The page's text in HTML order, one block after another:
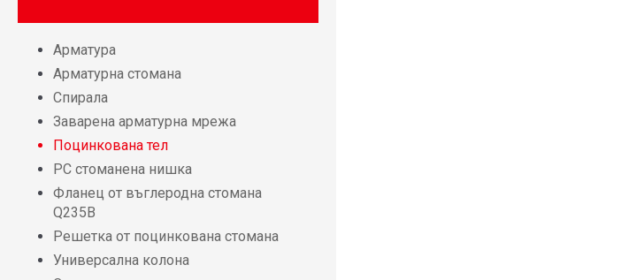
Арматура
Арматурна стомана
Спирала
Заварена арматурна мрежа
Поцинкована тел
PC стоманена нишка
Фланец от въглеродна стомана
Q235B
Решетка от поцинкована стомана
Универсална колона